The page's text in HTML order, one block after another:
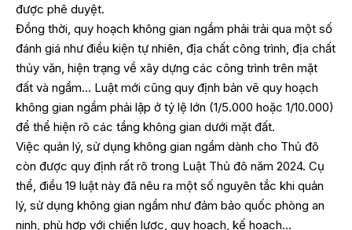
được phê duyệt.
Đồng thời, quy hoạch không gian ngầm phải trải qua một số
đánh giá như điều kiện tự nhiên, địa chất công trình, địa chất
thủy văn, hiện trạng về xây dựng các công trình trên mặt
đất và ngầm… Luật mới cũng quy định bản vẽ quy hoạch
không gian ngầm phải lập ở tỷ lệ lớn (1/5.000 hoặc 1/10.000)
để thể hiện rõ các tầng không gian dưới mặt đất.
Việc quản lý, sử dụng không gian ngầm dành cho Thủ đô
còn được quy định rất rõ trong Luật Thủ đô năm 2024. Cụ
thể, điều 19 luật này đã nêu ra một số nguyên tắc khi quản
lý, sử dụng không gian ngầm như đảm bảo quốc phòng an
ninh, phù hợp với chiến lược, quy hoạch, kế hoạch…